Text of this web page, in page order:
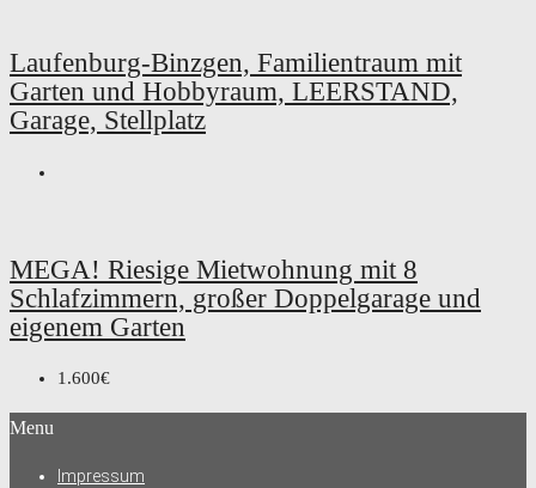
Laufenburg-Binzgen, Familientraum mit
Garten und Hobbyraum, LEERSTAND,
Garage, Stellplatz
MEGA! Riesige Mietwohnung mit 8
Schlafzimmern, großer Doppelgarage und
eigenem Garten
1.600€
Menu
Impressum